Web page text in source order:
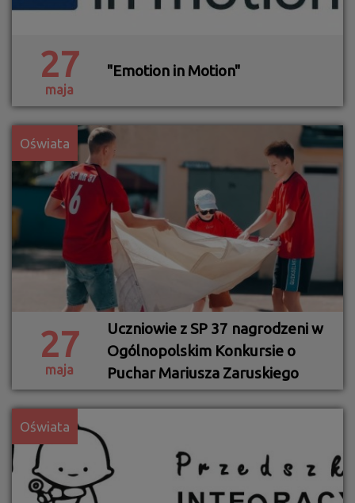
27
maja
"Emotion in Motion"
27
maja
Uczniowie z SP 37 nagrodzeni w
Ogólnopolskim Konkursie o
Puchar Mariusza Zaruskiego
Oświata
Oświata